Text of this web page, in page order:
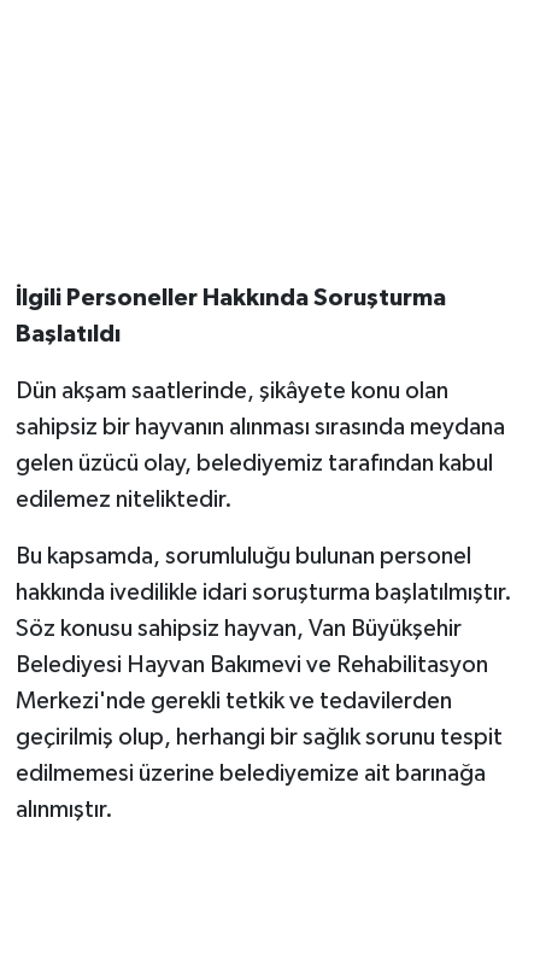
İlgili Personeller Hakkında Soruşturma
Başlatıldı
Dün akşam saatlerinde, şikâyete konu olan
sahipsiz bir hayvanın alınması sırasında meydana
gelen üzücü olay, belediyemiz tarafından kabul
edilemez niteliktedir.
Bu kapsamda, sorumluluğu bulunan personel
hakkında ivedilikle idari soruşturma başlatılmıştır.
Söz konusu sahipsiz hayvan, Van Büyükşehir
Belediyesi Hayvan Bakımevi ve Rehabilitasyon
Merkezi'nde gerekli tetkik ve tedavilerden
geçirilmiş olup, herhangi bir sağlık sorunu tespit
edilmemesi üzerine belediyemize ait barınağa
alınmıştır.